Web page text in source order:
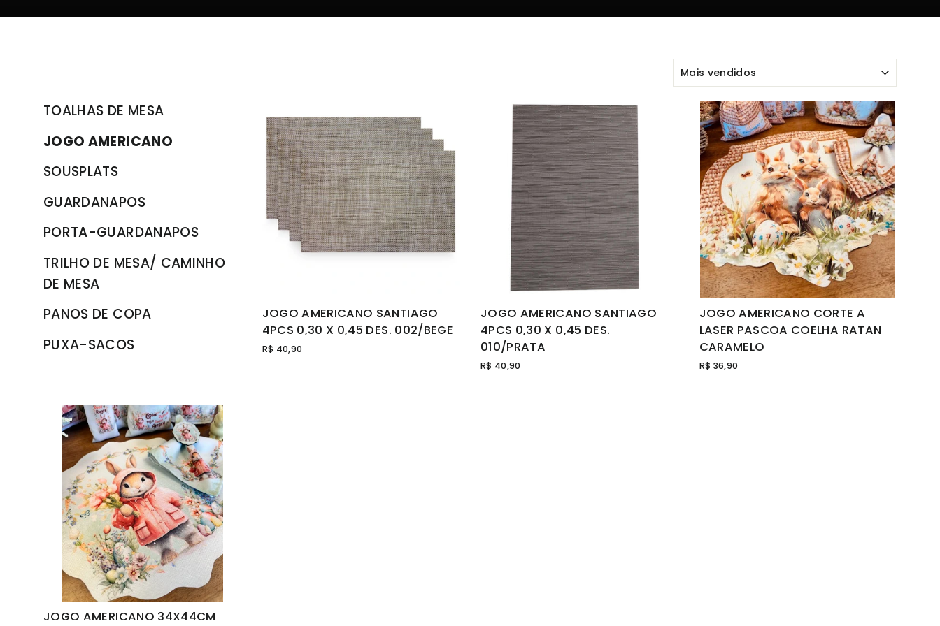
TOALHAS DE MESA
JOGO AMERICANO
SOUSPLATS
GUARDANAPOS
PORTA-GUARDANAPOS
TRILHO DE MESA/ CAMINHO
DE MESA
PANOS DE COPA
PUXA-SACOS
JOGO AMERICANO SANTIAGO
4PCS 0,30 X 0,45 DES. 002/BEGE
R$ 40,90
JOGO AMERICANO SANTIAGO
4PCS 0,30 X 0,45 DES.
010/PRATA
R$ 40,90
JOGO AMERICANO CORTE A
LASER PASCOA COELHA RATAN
CARAMELO
R$ 36,90
JOGO AMERICANO 34X44CM